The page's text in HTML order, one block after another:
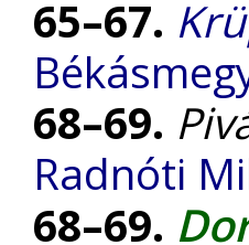
65–67.
68–69.
Radnóti
68–69.